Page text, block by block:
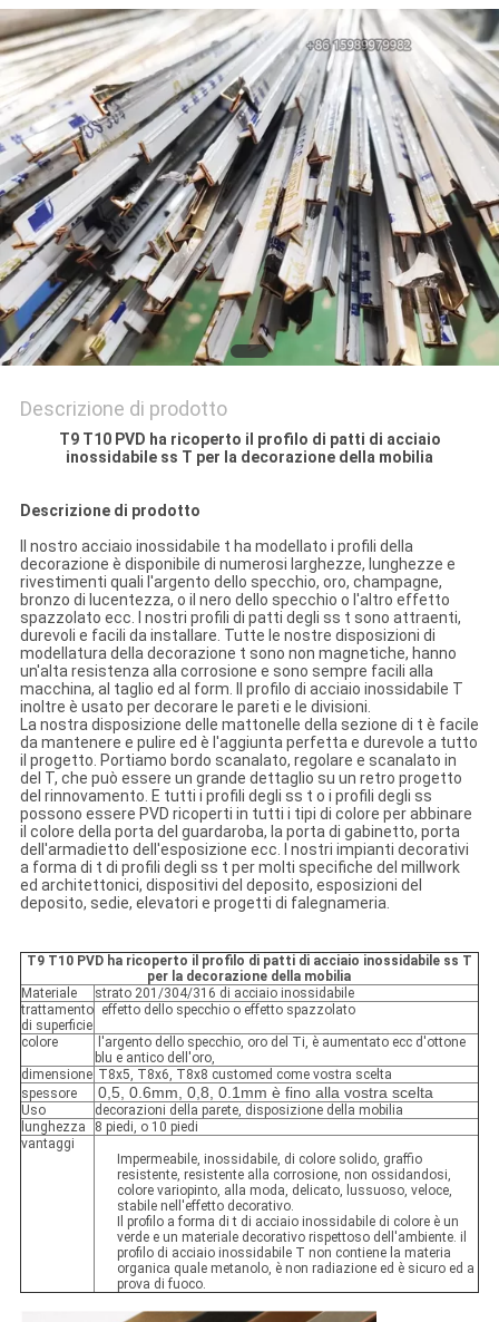
Descrizione di prodotto
T9 T10 PVD ha ricoperto il profilo di patti di acciaio
inossidabile ss T per la decorazione della mobilia
Descrizione di prodotto
Il nostro acciaio inossidabile t ha modellato i profili della
decorazione è disponibile di numerosi larghezze, lunghezze e
rivestimenti quali l'argento dello specchio, oro, champagne,
bronzo di lucentezza, o il nero dello specchio o l'altro effetto
spazzolato ecc. I nostri profili di patti degli ss t sono attraenti,
durevoli e facili da installare. Tutte le nostre disposizioni di
modellatura della decorazione t sono non magnetiche, hanno
un'alta resistenza alla corrosione e sono sempre facili alla
macchina, al taglio ed al form. Il profilo di acciaio inossidabile T
inoltre è usato per decorare le pareti e le divisioni.
La nostra disposizione delle mattonelle della sezione di t è facile
da mantenere e pulire ed è l'aggiunta perfetta e durevole a tutto
il progetto. Portiamo bordo scanalato, regolare e scanalato in
del T, che può essere un grande dettaglio su un retro progetto
del rinnovamento. E tutti i profili degli ss t o i profili degli ss
possono essere PVD ricoperti in tutti i tipi di colore per abbinare
il colore della porta del guardaroba, la porta di gabinetto, porta
dell'armadietto dell'esposizione ecc. I nostri impianti decorativi
a forma di t di profili degli ss t per molti specifiche del millwork
ed architettonici, dispositivi del deposito, esposizioni del
deposito, sedie, elevatori e progetti di falegnameria.
T9 T10 PVD ha ricoperto il profilo di patti di acciaio inossidabile ss T
per la decorazione della mobilia
Materiale
strato 201/304/316 di acciaio inossidabile
trattamento
di superficie
effetto dello specchio o effetto spazzolato
colore
l'argento dello specchio, oro del Ti, è aumentato ecc d'ottone
blu e antico dell'oro,
dimensione T8x5, T8x6, T8x8 customed come vostra scelta
spessore
0,5, 0.6mm, 0,8, 0.1mm è fino alla vostra scelta
Uso
decorazioni della parete, disposizione della mobilia
lunghezza
8 piedi, o 10 piedi
vantaggi
Impermeabile, inossidabile, di colore solido, graffio
resistente, resistente alla corrosione, non ossidandosi,
colore variopinto, alla moda, delicato, lussuoso, veloce,
stabile nell'effetto decorativo.
Il profilo a forma di t di acciaio inossidabile di colore è un
verde e un materiale decorativo rispettoso dell'ambiente. il
profilo di acciaio inossidabile T non contiene la materia
organica quale metanolo, è non radiazione ed è sicuro ed a
prova di fuoco.